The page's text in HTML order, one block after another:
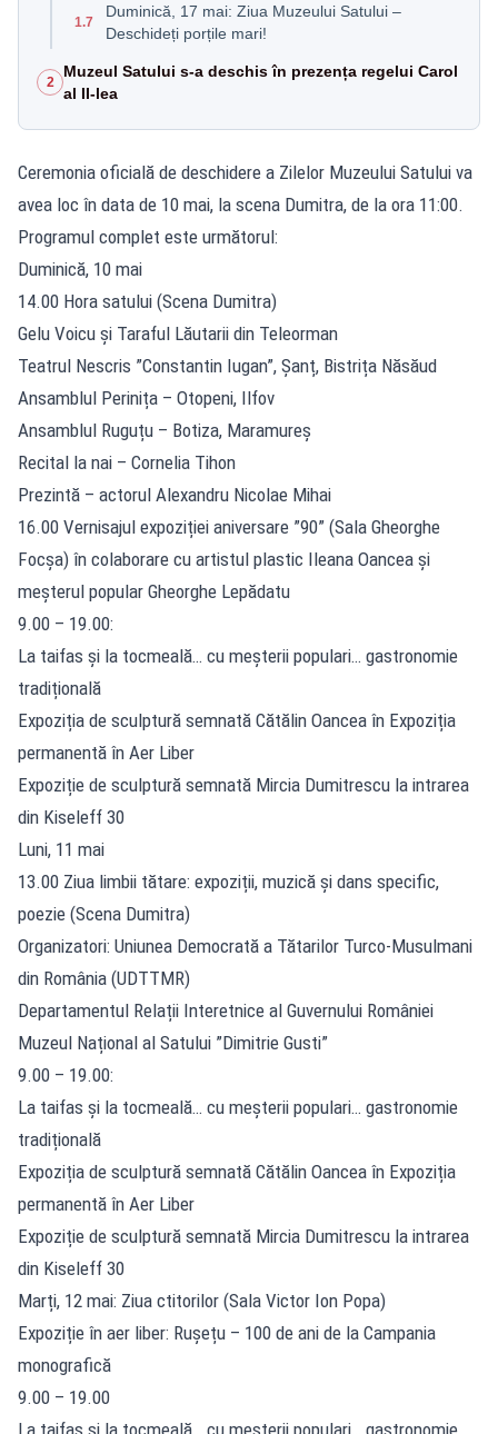
1.7
Duminică, 17 mai: Ziua Muzeului Satului –
Deschideți porțile mari!
2
Muzeul Satului s-a deschis în prezența regelui Carol
al II-lea
Ceremonia oficială de deschidere a Zilelor Muzeului Satului va
avea loc în data de 10 mai, la scena Dumitra, de la ora 11:00.
Programul complet este următorul:
Duminică, 10 mai
14.00 Hora satului (Scena Dumitra)
Gelu Voicu și Taraful Lăutarii din Teleorman
Teatrul Nescris ”Constantin Iugan”, Șanț, Bistrița Năsăud
Ansamblul Perinița – Otopeni, Ilfov
Ansamblul Ruguțu – Botiza, Maramureș
Recital la nai – Cornelia Tihon
Prezintă – actorul Alexandru Nicolae Mihai
16.00 Vernisajul expoziției aniversare ”90” (Sala Gheorghe
Focșa) în colaborare cu artistul plastic Ileana Oancea și
meșterul popular Gheorghe Lepădatu
9.00 – 19.00:
La taifas și la tocmeală… cu meșterii populari… gastronomie
tradițională
Expoziția de sculptură semnată Cătălin Oancea în Expoziția
permanentă în Aer Liber
Expoziție de sculptură semnată Mircia Dumitrescu la intrarea
din Kiseleff 30
Luni, 11 mai
13.00 Ziua limbii tătare: expoziții, muzică și dans specific,
poezie (Scena Dumitra)
Organizatori: Uniunea Democrată a Tătarilor Turco-Musulmani
din România (UDTTMR)
Departamentul Relații Interetnice al Guvernului României
Muzeul Național al Satului ”Dimitrie Gusti”
9.00 – 19.00:
La taifas și la tocmeală… cu meșterii populari… gastronomie
tradițională
Expoziția de sculptură semnată Cătălin Oancea în Expoziția
permanentă în Aer Liber
Expoziție de sculptură semnată Mircia Dumitrescu la intrarea
din Kiseleff 30
Marți, 12 mai: Ziua ctitorilor (Sala Victor Ion Popa)
Expoziție în aer liber: Rușețu – 100 de ani de la Campania
monografică
9.00 – 19.00
La taifas și la tocmeală… cu meșterii populari… gastronomie